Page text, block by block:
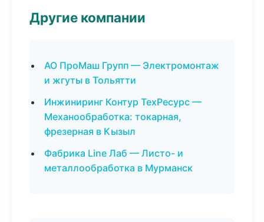
Другие компании
АО ПроМаш Групп — Электромонтаж
и жгуты в Тольятти
Инжиниринг Контур ТехРесурс —
Механообработка: токарная,
фрезерная в Кызыл
Фабрика Line Лаб — Листо- и
металлообработка в Мурманск